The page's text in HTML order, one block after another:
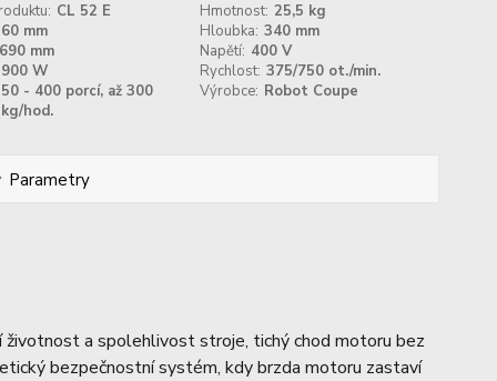
CL 52 E Hmotnost: 25,5 kg
mm
Hloubka: 340 mm
mm
Napětí: 400 V
900 W
Rychlost: 375/750 ot./min.
50 - 400 porcí, až 300
kg/hod.
Výrobce: Robot Coupe
Parametry
životnost a spolehlivost stroje, tichý chod motoru bez
bezpečnostní systém, kdy brzda motoru zastaví